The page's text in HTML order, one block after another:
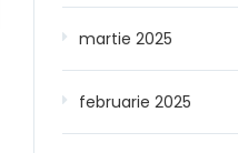
martie 2025
februarie 2025